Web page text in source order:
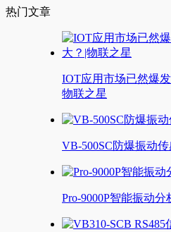
热门文章
IOT应用市场已然爆
物联之星
VB-500SC防爆振动传
Pro-9000P智能振动分